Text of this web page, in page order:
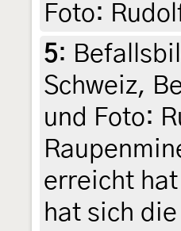
Foto:
5:
Schweiz,
und Foto:
erreicht
hat sich